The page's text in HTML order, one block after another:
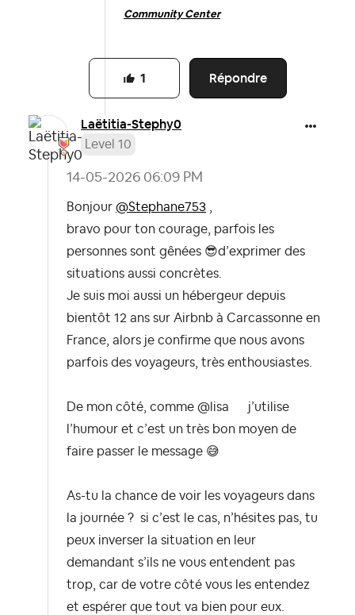
Community Center
Répondre
1
Laëtitia-Stephy0
Level 10
‎14-05-2026 06:09 PM
Bonjour @Stephane753 ,
bravo pour ton courage, parfois les
personnes sont gênées 😎d’exprimer des
situations aussi concrètes.
Je suis moi aussi un hébergeur depuis
bientôt 12 ans sur Airbnb à Carcassonne en
France, alors je confirme que nous avons
parfois des voyageurs, très enthousiastes.
De mon côté, comme @lisa j’utilise
l’humour et c’est un très bon moyen de
faire passer le message 😅
As-tu la chance de voir les voyageurs dans
la journée ? si c’est le cas, n’hésites pas, tu
peux inverser la situation en leur
demandant s’ils ne vous entendent pas
trop, car de votre côté vous les entendez
et espérer que tout va bien pour eux.